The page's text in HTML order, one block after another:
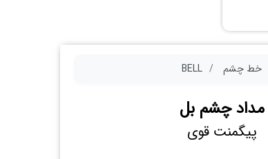
خط چشم BELL
مداد چشم بل
پیگمنت قوی